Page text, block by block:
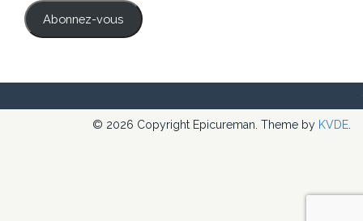
mail
Abonnez-vous
© 2026 Copyright Epicureman. Theme by KVDE.